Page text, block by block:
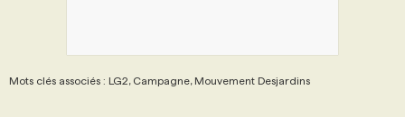
Mots clés associés : LG2, Campagne, Mouvement Desjardins